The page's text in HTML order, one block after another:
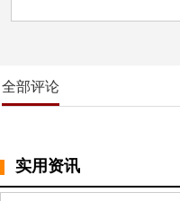
全部评论
实用资讯